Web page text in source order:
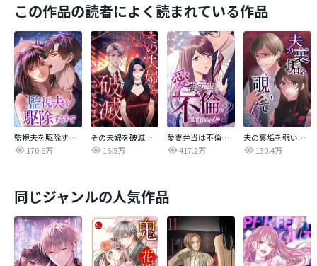
この作品の読者によく読まれている作品
監視夫を駆除するまで
170.8万
その夫婦を破滅させるまで
16.5万
愛妻弁当は不倫に含まれますか？
417.2万
夫の裏垢を覗いてみたら
130.4万
同じジャンルの人気作品